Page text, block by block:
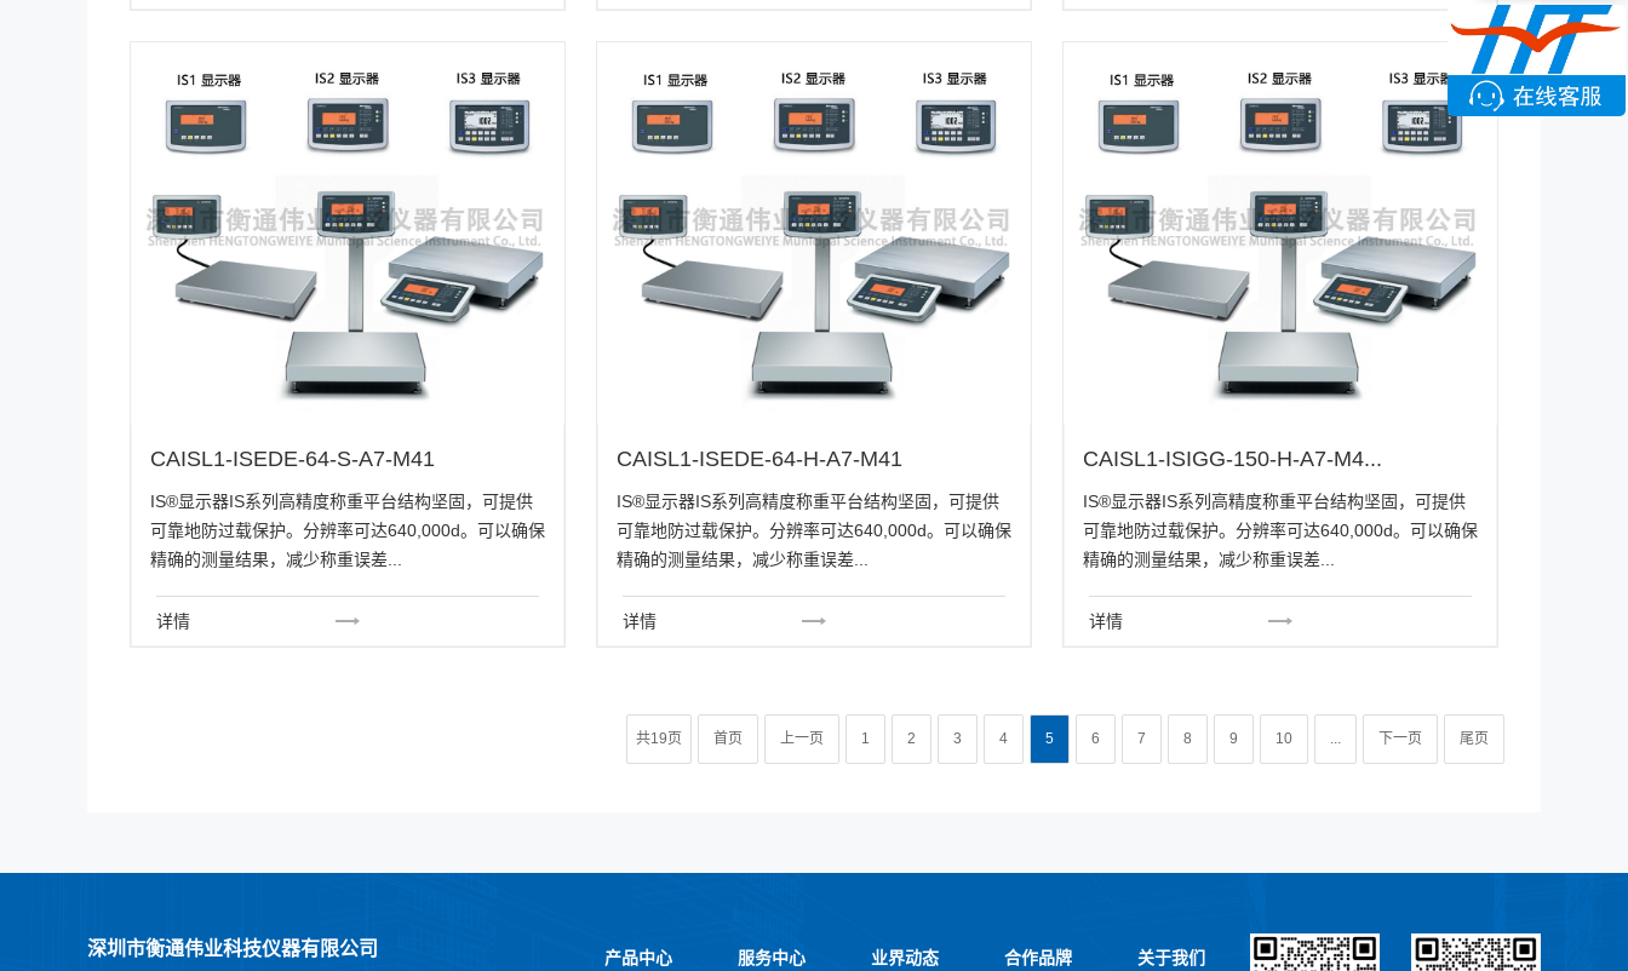
CAISL1-ISEDE-64-S-A7-M41
IS®显示器IS系列高精度称重平台结构坚固，可提供
可靠地防过载保护。分辨率可达640,000d。可以确保
精确的测量结果，减少称重误差...
详情
CAISL1-ISEDE-64-H-A7-M41
IS®显示器IS系列高精度称重平台结构坚固，可提供
可靠地防过载保护。分辨率可达640,000d。可以确保
精确的测量结果，减少称重误差...
详情
CAISL1-ISIGG-150-H-A7-M4...
IS®显示器IS系列高精度称重平台结构坚固，可提供
可靠地防过载保护。分辨率可达640,000d。可以确保
精确的测量结果，减少称重误差...
详情
共19页 首页 上一页 1 2 3 4 5 6 7 8 9 10 ... 下一页 尾页
深圳市衡通伟业科技仪器有限公司 产品中心 服务中心 业界动态 合作品牌 关于我们